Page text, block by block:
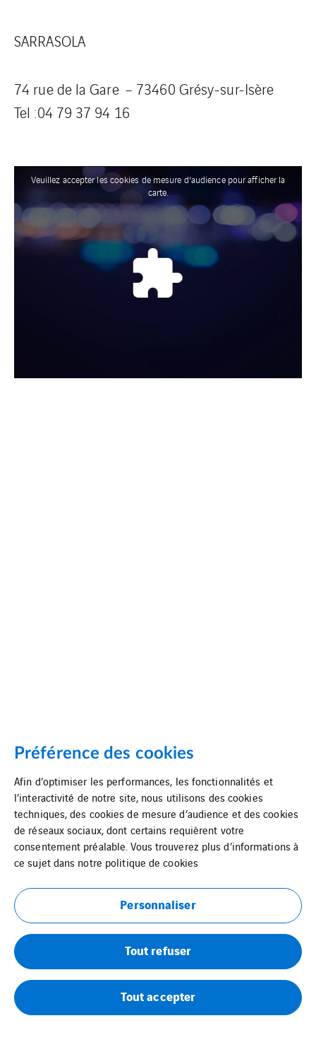
SARRASOLA
74 rue de la Gare – 73460 Grésy-sur-Isère
Tel :04 79 37 94 16
Veuillez accepter les cookies de mesure d'audience pour afficher la
carte.
Préférence des cookies
Afin d’optimiser les performances, les fonctionnalités et
l’interactivité de notre site, nous utilisons des cookies
techniques, des cookies de mesure d’audience et des cookies
de réseaux sociaux, dont certains requièrent votre
consentement préalable. Vous trouverez plus d’informations à
ce sujet dans notre politique de cookies
Personnaliser
Tout refuser
Tout accepter